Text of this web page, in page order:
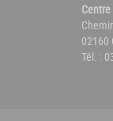
02160
Tél. :